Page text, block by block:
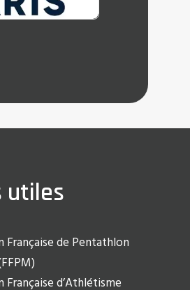
utiles
Française de Pentathlon
Française d’Athlétisme